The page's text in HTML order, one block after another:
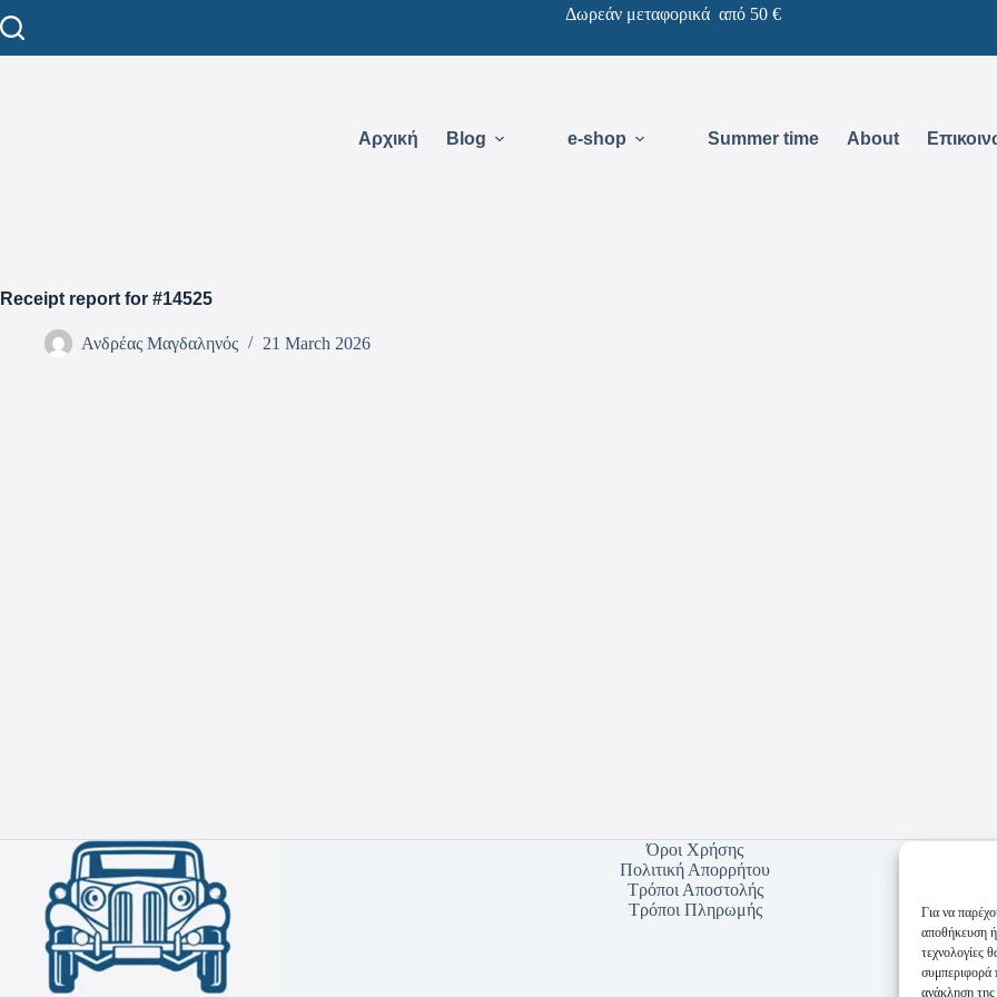
Για να
αποθήκευση
τεχνολογίες
συμπεριφορά
ανάκληση της
Δωρεάν μεταφορικά από 50 €
Αρχική Blog e-shop Summer time About
Receipt report for #14525
Ανδρέας Μαγδαληνός 21 March 2026
Όροι Χρήσης
Πολιτική Απορρήτου
Τρόποι Αποστολής
Τρόποι Πληρωμής